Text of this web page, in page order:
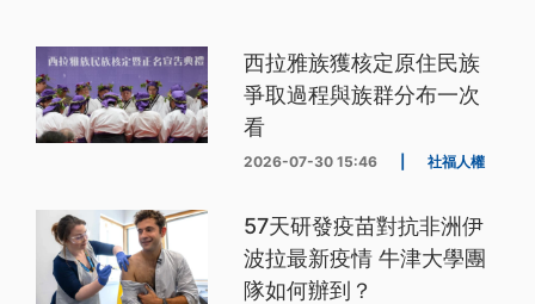
西拉雅族獲核定原住民族
爭取過程與族群分布一次
看
2026-07-30 15:46 社福人權
57天研發疫苗對抗非洲伊
波拉最新疫情 牛津大學團
隊如何辦到？